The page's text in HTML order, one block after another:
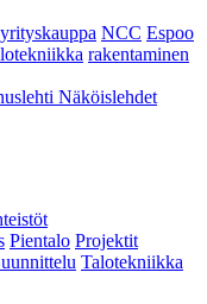
yrityskauppa NCC Espoo
rakentaminen
Näköislehdet
Pientalo Projektit
Talotekniikka